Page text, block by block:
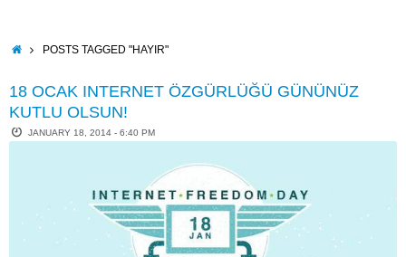
contentHOMEPOSTS TAGGED "HAYIR"
18 OCAK INTERNET ÖZGÜRLÜĞÜ GÜNÜNÜZ
KUTLU OLSUN!
JANUARY 18, 2014 - 6:40 PM